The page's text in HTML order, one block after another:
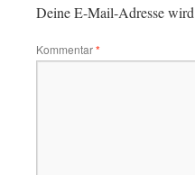
Deine E-Mail-Adresse
Kommentar*